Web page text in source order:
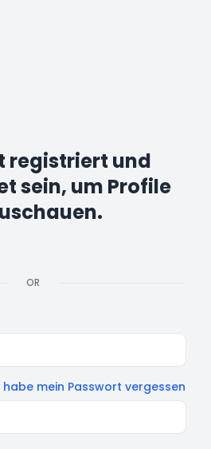
registriert und
sein, um Profile
OR
habe mein Passwort vergessen